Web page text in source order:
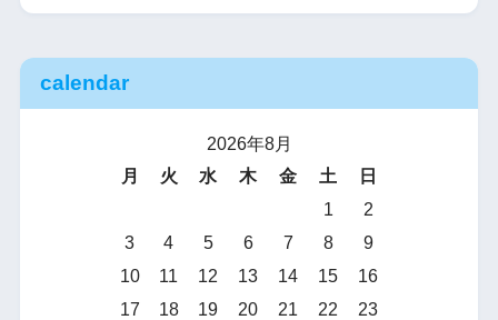
calendar
2026年8月
月
火 水 木 金 土
日
1
2
3
4 5 6 7 8
9
10
11 12 13 14 15
16
17
18 19 20 21 22
23